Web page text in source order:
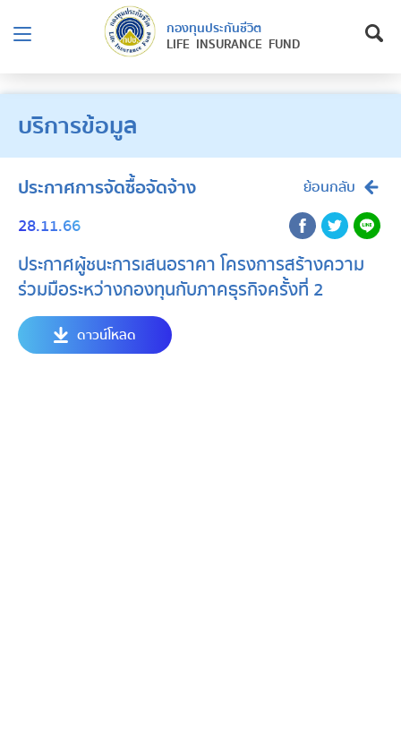
กองทุนประกันชีวิต
LIFE INSURANCE FUND
บริการข้อมูล
ประกาศการจัดซื้อจัดจ้าง ย้อนกลับ
28.11.66
ประกาศผู้ชนะการเสนอราคา โครงการสร้างความ
ร่วมมือระหว่างกองทุนกับภาคธุรกิจครั้งที่ 2
ดาวน์โหลด